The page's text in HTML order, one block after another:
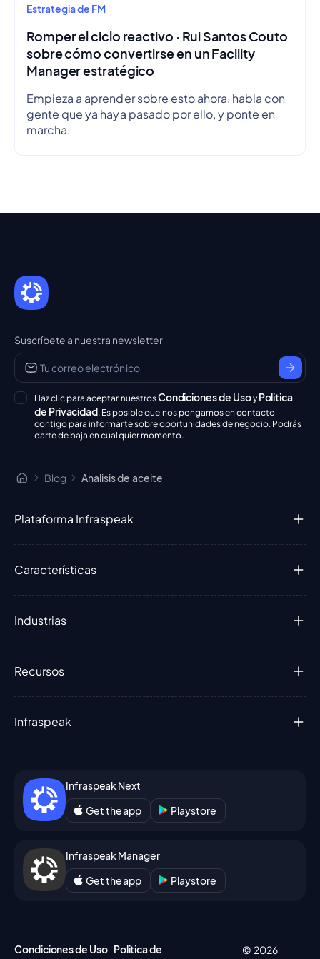
Estrategia de FM
Romper el ciclo reactivo · Rui Santos Couto
sobre cómo convertirse en un Facility
Manager estratégico
Empieza a aprender sobre esto ahora, habla con
gente que ya haya pasado por ello, y ponte en
marcha.
Suscríbete a nuestra newsletter
Haz clic para aceptar nuestrosCondiciones de Usoy Politica
de Privacidad. Es posible que nos pongamos en contacto
contigo para informarte sobre oportunidades de negocio. Podrás
darte de baja en cualquier momento.
Blog Analisis de aceite
Plataforma Infraspeak
Características
Industrias
Recursos
Infraspeak
Infraspeak Next
Get the app
Playstore
Infraspeak Manager
Get the app
Playstore
Condiciones de Uso Politica de
© 2026